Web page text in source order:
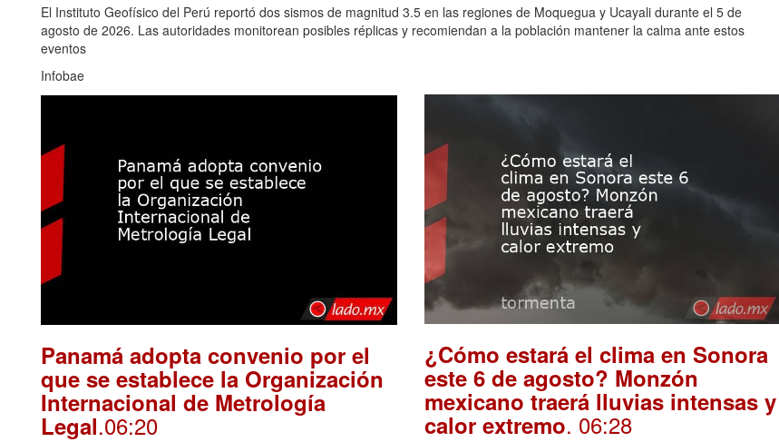
El Instituto Geofísico del Perú reportó dos sismos de magnitud 3.5 en las regiones de Moquegua y Ucayali durante el 5 de
agosto de 2026. Las autoridades monitorean posibles réplicas y recomiendan a la población mantener la calma ante estos
eventos
Infobae
Panamá adopta convenio por el
que se establece la Organización
Internacional de Metrología
Legal.06:20
¿Cómo estará el clima en Sonora
este 6 de agosto? Monzón
mexicano traerá lluvias intensas y
calor extremo. 06:28